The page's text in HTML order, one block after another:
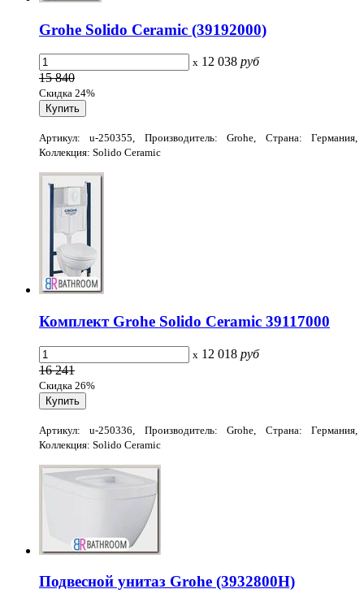
Grohe Solido Ceramic (39192000)
x 12 038 руб
15 840
Скидка 24%
Артикул: u-250355, Производитель: Grohe, Страна: Германия,
Коллекция: Solido Ceramic
Комплект Grohe Solido Ceramic 39117000
x 12 018 руб
16 241
Скидка 26%
Артикул: u-250336, Производитель: Grohe, Страна: Германия,
Коллекция: Solido Ceramic
Подвесной унитаз Grohe (3932800H)